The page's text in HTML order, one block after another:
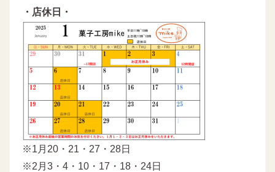
・店休日・
※1月20・21・27・28日
※2月3・4・10・17・18・24日